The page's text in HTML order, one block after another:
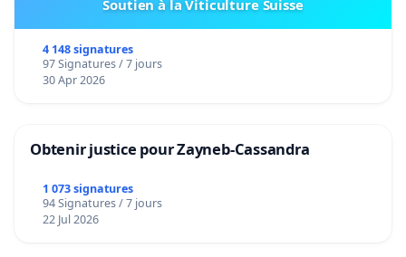
Soutien à la Viticulture Suisse
4 148 signatures
97 Signatures / 7 jours
30 Apr 2026
Obtenir justice pour Zayneb-Cassandra
1 073 signatures
94 Signatures / 7 jours
22 Jul 2026